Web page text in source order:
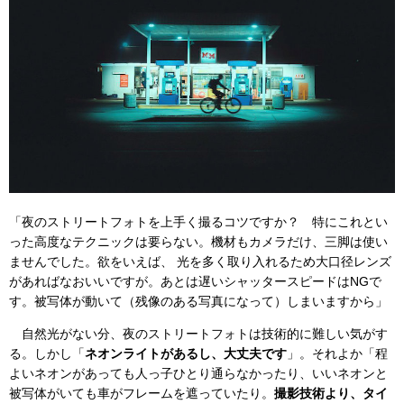
「夜のストリートフォトを上手く撮るコツですか？ 特にこれとい
った高度なテクニックは要らない。機材もカメラだけ、三脚は使い
ませんでした。欲をいえば、 光を多く取り入れるため大口径レンズ
があればなおいいですが。あとは遅いシャッタースピードはNGで
す。被写体が動いて（残像のある写真になって）しまいますから」
自然光がない分、夜のストリートフォトは技術的に難しい気がす
る。しかし「ネオンライトがあるし、大丈夫です 」。それよか「程
よいネオンがあっても人っ子ひとり通らなかったり、いいネオンと
被写体がいても車がフレームを遮っていたり。 撮影技術より、タイ